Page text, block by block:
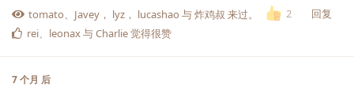
2 回复
tomato、 Javey ， lyz ， lucashao 与炸鸡叔 来过。
rei、 leonax与Charlie觉得很赞
7 个月 后